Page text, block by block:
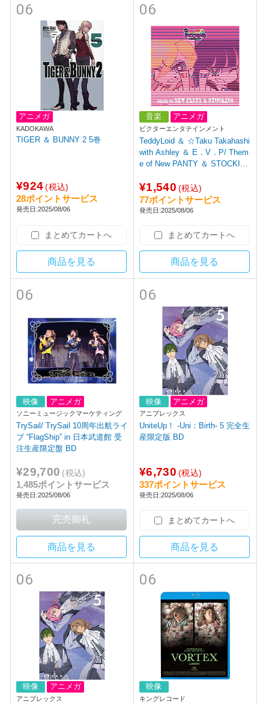
06
アニメガ
KADOKAWA
TIGER ＆ BUNNY 2 5巻
¥924(税込)
28ポイントサービス
発売日:2025/08/06
まとめてカートへ
商品を見る
06
音楽 アニメガ
ビクターエンタテインメント
TeddyLoid ＆ ☆Taku Takahashi
with Ashley ＆ E．V．P/ Them
e of New PANTY ＆ STOCKIN
¥1,540 (税込)
77ポイントサービス
発売日:2025/08/06
まとめてカートへ
商品を見る
06
映像 アニメガ
ソニーミュージックマーケティング
TrySail/ TrySail 10周年出航ライ
ブ “FlagShip” in 日本武道館 受
注生産限定盤 BD
¥29,700 (税込)
1,485ポイントサービス
発売日:2025/08/06
商品を見る
06
映像 アニメガ
アニプレックス
UniteUp！ -Uni：Birth- 5 完全生
産限定版 BD
¥6,730 (税込)
337ポイントサービス
発売日:2025/08/06
まとめてカートへ
商品を見る
06
映像 アニメガ
アニプレックス
06
映像
キングレコード